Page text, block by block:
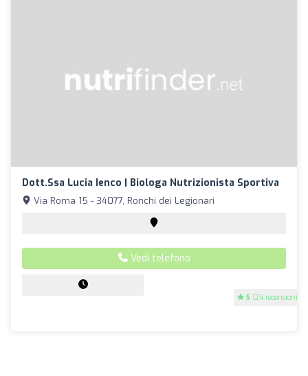
Dott.ssa Lucia Ienco | Biologa Nutrizionista Sportiva
5 (24 recensioni)
Via Roma 15 - 34077, Ronchi dei Legionari
Vedi telefono